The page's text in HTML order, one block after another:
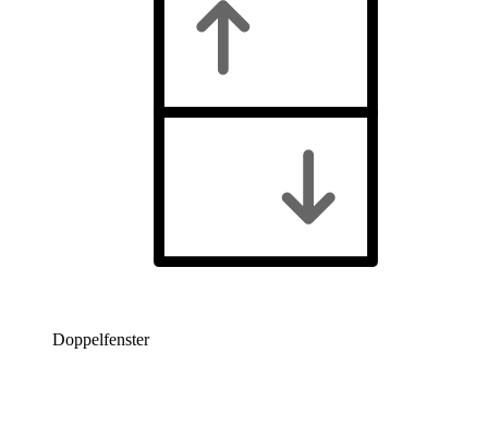
Doppelfenster